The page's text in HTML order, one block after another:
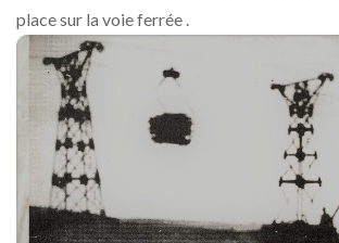
place sur la voie ferrée .